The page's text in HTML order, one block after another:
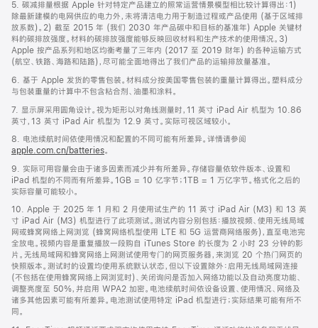
5. 碳减排量根据 Apple 针对特定产品建立的照常运营情景模型相比较计算得出：1)
除最新建模的电网供应的电力外，未将清洁电力用于制造过程或产品使用 (基于区域排
放系数)。2) 截至 2015 年 (我们 2030 年产品碳中和目标的基准年) Apple 关键材
料的碳排放强度。材料的碳排放强度能够反映回收材料和生产技术的使用情况。3)
Apple 按产品系列和地区均衡考量了三年内 (2017 至 2019 财年) 的各种运输方式
(航空、铁路、海路和陆路)，尽可能全面地得出了我们产品的运输排放量基准。
6. 基于 Apple 发货的零售包装。材料成分按美国零售包装的重量计算得出。塑料成分
与包装重量的计算中不包含粘合剂、油墨和涂料。
7. 显示屏采用圆角设计。视为矩形以对角线测量时，11 英寸 iPad Air 机型为 10.86
英寸，13 英寸 iPad Air 机型为 12.9 英寸。实际可视区域较小。
8. 电池续航时间依使用情况和配置的不同可能有所差异。详情请参阅
apple.com.cn/batteries。
9. 实际可用容量会由于诸多因素而减少并有所差异。存储容量依软件版本、设置和
iPad 机型的不同而有所差异。1GB = 10 亿字节；1TB = 1 万亿字节。格式化之后的
实际容量可能较小。
10. Apple 于 2025 年 1 月和 2 月使用试生产的 11 英寸 iPad Air (M3) 和 13 英
寸 iPad Air (M3) 机型进行了此项测试。测试内容分别包括：播放视频、使用无线局域
网或蜂窝网络上网浏览 (蜂窝网络机型使用 LTE 和 5G 运营商网络服务)，直至电池完
全放电。视频内容是重复播放一段购自 iTunes Store 的长度为 2 小时 23 分钟的影
片。无线局域网和蜂窝网络上网测试使用专门的网页服务器，来浏览 20 个热门网页的
快照版本。测试时的设置均使用系统默认状态，但以下设置除外：启用无线局域网连接
(不包括在使用蜂窝网络上网浏览时)、关闭询问是否加入网络功能以及自动亮度功能、
调整亮度至 50%，并启用 WPA2 加密。电池续航时间依设备设置、使用情况、网络及
诸多其他因素可能有所差异。电池测试使用特定 iPad 机型进行；实际结果可能有所不
同。